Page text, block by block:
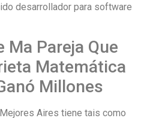
desarrollador para software
Ma Pareja Que
Matemática
Millones
Aires tiene tais como